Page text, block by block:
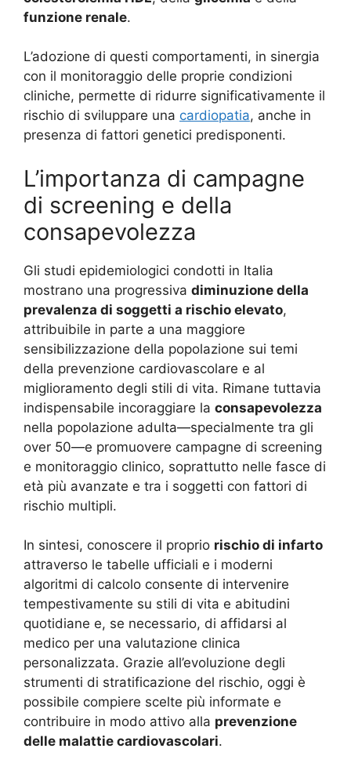
funzione renale.
L’adozione di questi comportamenti, in sinergia
con il monitoraggio delle proprie condizioni
cliniche, permette di ridurre significativamente il
rischio di sviluppare una cardiopatia, anche in
presenza di fattori genetici predisponenti.
L’importanza di campagne
di screening e della
consapevolezza
Gli studi epidemiologici condotti in Italia
mostrano una progressiva diminuzione della
prevalenza di soggetti a rischio elevato,
attribuibile in parte a una maggiore
sensibilizzazione della popolazione sui temi
della prevenzione cardiovascolare e al
miglioramento degli stili di vita. Rimane tuttavia
indispensabile incoraggiare la consapevolezza
nella popolazione adulta—specialmente tra gli
over 50—e promuovere campagne di screening
e monitoraggio clinico, soprattutto nelle fasce di
età più avanzate e tra i soggetti con fattori di
rischio multipli.
In sintesi, conoscere il proprio rischio di infarto
attraverso le tabelle ufficiali e i moderni
algoritmi di calcolo consente di intervenire
tempestivamente su stili di vita e abitudini
quotidiane e, se necessario, di affidarsi al
medico per una valutazione clinica
personalizzata. Grazie all’evoluzione degli
strumenti di stratificazione del rischio, oggi è
possibile compiere scelte più informate e
contribuire in modo attivo alla prevenzione
delle malattie cardiovascolari.